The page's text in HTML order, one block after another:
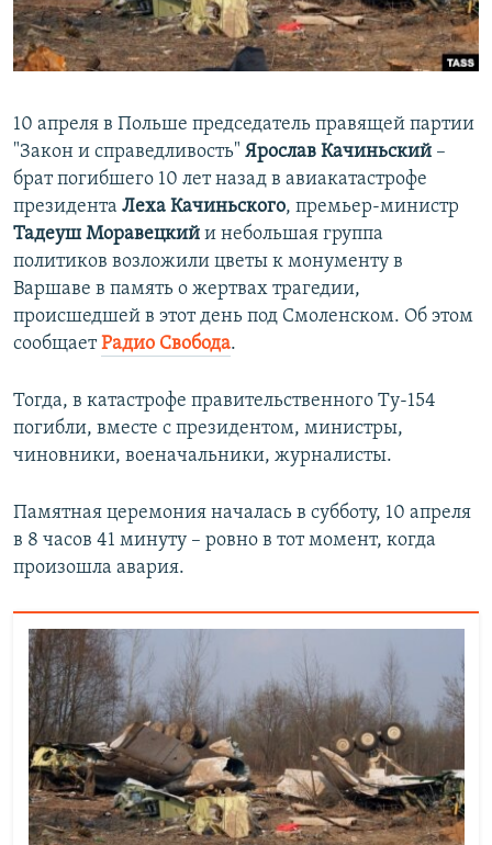
ПОБЕДИТЕЛЕЙ НЕ СУДЯТ?
КРЫМ.НЕПОКОРЕННЫЙ
УКРАИНСКАЯ ПРОБЛЕМА КРЫМА
ПРИСОЕДИНЯЙТЕСЬ!
Все сайты RFE/RL
10 апреля в Польше председатель правящей партии
"Закон и справедливость" Ярослав Качиньский –
брат погибшего 10 лет назад в авиакатастрофе
президента Леха Качиньского, премьер-министр
Тадеуш Моравецкий и небольшая группа
политиков возложили цветы к монументу в
Варшаве в память о жертвах трагедии,
происшедшей в этот день под Смоленском. Об этом
сообщаетРадио Свобода.
Тогда, в катастрофе правительственного Ту-154
погибли, вместе с президентом, министры,
чиновники, военачальники, журналисты.
Памятная церемония началась в субботу, 10 апреля
в 8 часов 41 минуту – ровно в тот момент, когда
произошла авария.